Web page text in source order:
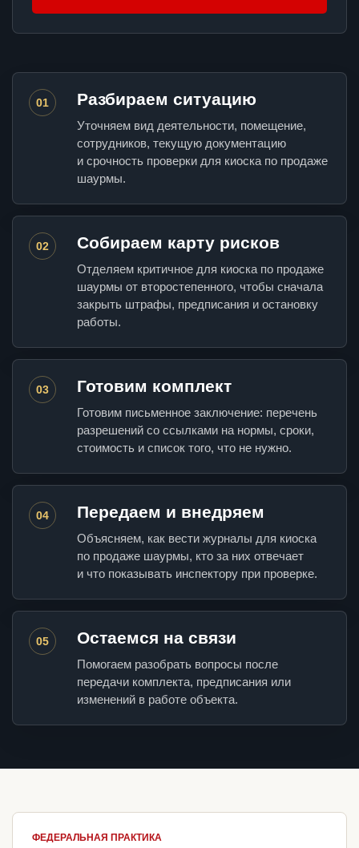
01 Разбираем ситуацию
Уточняем вид деятельности, помещение,
сотрудников, текущую документацию
и срочность проверки для киоска по продаже
шаурмы.
02 Собираем карту рисков
Отделяем критичное для киоска по продаже
шаурмы от второстепенного, чтобы сначала
закрыть штрафы, предписания и остановку
работы.
03 Готовим комплект
Готовим письменное заключение: перечень
разрешений со ссылками на нормы, сроки,
стоимость и список того, что не нужно.
04 Передаем и внедряем
Объясняем, как вести журналы для киоска
по продаже шаурмы, кто за них отвечает
и что показывать инспектору при проверке.
05 Остаемся на связи
Помогаем разобрать вопросы после
передачи комплекта, предписания или
изменений в работе объекта.
ФЕДЕРАЛЬНАЯ ПРАКТИКА